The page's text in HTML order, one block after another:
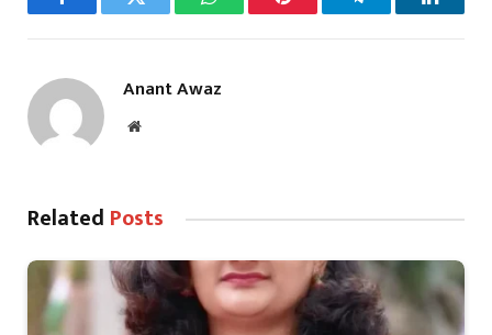
FacebookTwitter WhatsAppPinterest Telegram
Anant Awaz
Website
Related Posts